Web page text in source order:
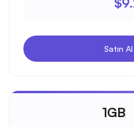
Satın Al
1GB